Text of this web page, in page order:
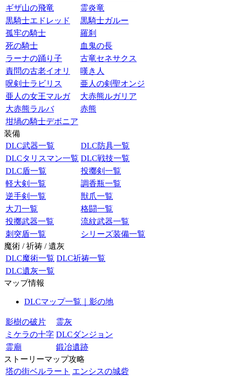
ギザ山の飛竜
霊炎竜
黒騎士エドレッド
黒騎士ガルー
孤牢の騎士
羅刹
死の騎士
血鬼の長
ラーナの踊り子
古竜セネサクス
責問の古老イオリ
嘆き人
呪剣士ラビリス
亜人の剣聖オンジ
亜人の女王マルガ
大赤熊ルガリア
大赤熊ラルバ
赤熊
坩堝の騎士デボニア
装備
DLC武器一覧
DLC防具一覧
DLCタリスマン一覧 DLC戦技一覧
DLC盾一覧
投擲剣一覧
軽大剣一覧
調香瓶一覧
逆手剣一覧
獣爪一覧
大刀一覧
格闘一覧
投擲武器一覧
流紋武器一覧
刺突盾一覧
シリーズ装備一覧
魔術 / 祈祷 / 遺灰
DLC魔術一覧 DLC祈祷一覧
DLC遺灰一覧
マップ情報
DLCマップ一覧｜影の地
影樹の破片
霊灰
ミケラの十字 DLCダンジョン
霊廟
鍛冶遺跡
ストーリーマップ攻略
塔の街ベルラート エンシスの城砦